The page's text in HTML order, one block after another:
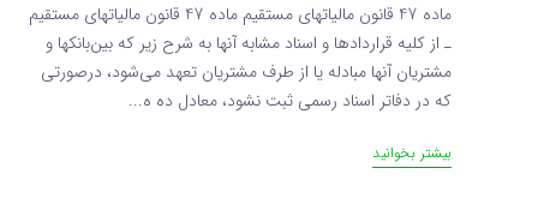
ماده 47 قانون مالیاتهای مستقیم ماده 47 قانون مالیاتهای مستقیم
ـ از کلیه قراردادها و اسناد مشابه آنها به شرح زیر که بین‌بانکها و
مشتریان آنها مبادله یا از طرف مشتریان تعهد می‌شود، درصورتی
که در دفاتر اسناد رسمی ثبت نشود، معادل ده ه...
بیشتر بخوانید